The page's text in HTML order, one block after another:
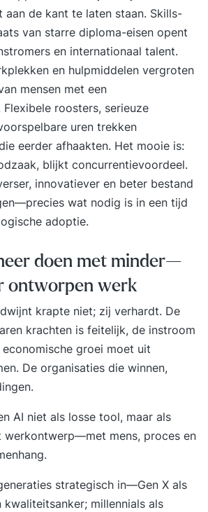
aan de kant te laten staan. Skills-
van starre diploma-eisen opent
en internationaal talent.
en hulpmiddelen vergroten
mensen met een
roosters, serieuze
uren trekken
eerder afhaakten. Het mooie is:
blijkt concurrentievoordeel.
innovatiever en beter bestand
wat nodig is in een tijd
adoptie.
doen met minder—
ontworpen werk
krapte niet; zij verhardt. De
krachten is feitelijk, de instroom
groei moet uit
De organisaties die winnen,
AI niet als losse tool, maar als
werkontwerp—met mens, proces en
strategisch in—Gen X als
millennials als